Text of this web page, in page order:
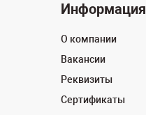
Информация
О компании
Вакансии
Реквизиты
Сертификаты